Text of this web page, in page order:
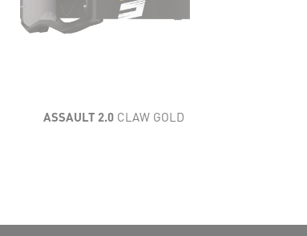
ASSAULT 2.0 CLAW GOLD
CARACTÉRISTIQUES